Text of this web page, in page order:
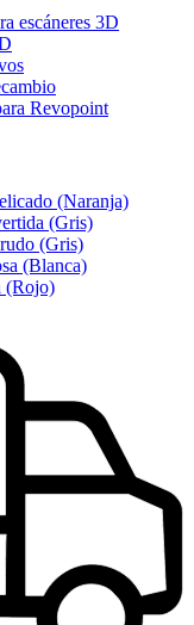
escáneres 3D
Revopoint
(Naranja)
(Gris)
(Gris)
(Blanca)
(Rojo)